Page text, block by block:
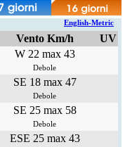
English-Metric
Vento Km/h
UV
W 22 max 43
Debole
SE 18 max 47
Debole
SE 25 max 58
Debole
ESE 25 max 43